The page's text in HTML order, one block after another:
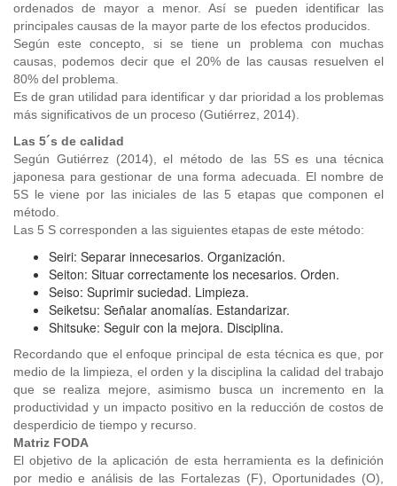
ordenados de mayor a menor. Así se pueden identificar las
principales causas de la mayor parte de los efectos producidos.
Según este concepto, si se tiene un problema con muchas
causas, podemos decir que el 20% de las causas resuelven el
80% del problema.
Es de gran utilidad para identificar y dar prioridad a los problemas
más significativos de un proceso (Gutiérrez, 2014).
Las 5´s de calidad
Según Gutiérrez (2014), el método de las 5S es una técnica
japonesa para gestionar de una forma adecuada. El nombre de
5S le viene por las iniciales de las 5 etapas que componen el
método.
Las 5 S corresponden a las siguientes etapas de este método:
Seiri: Separar innecesarios. Organización.
Seiton: Situar correctamente los necesarios. Orden.
Seiso: Suprimir suciedad. Limpieza.
Seiketsu: Señalar anomalías. Estandarizar.
Shitsuke: Seguir con la mejora. Disciplina.
Recordando que el enfoque principal de esta técnica es que, por
medio de la limpieza, el orden y la disciplina la calidad del trabajo
que se realiza mejore, asimismo busca un incremento en la
productividad y un impacto positivo en la reducción de costos de
desperdicio de tiempo y recurso.
Matriz FODA
El objetivo de la aplicación de esta herramienta es la definición
por medio e análisis de las Fortalezas (F), Oportunidades (O),